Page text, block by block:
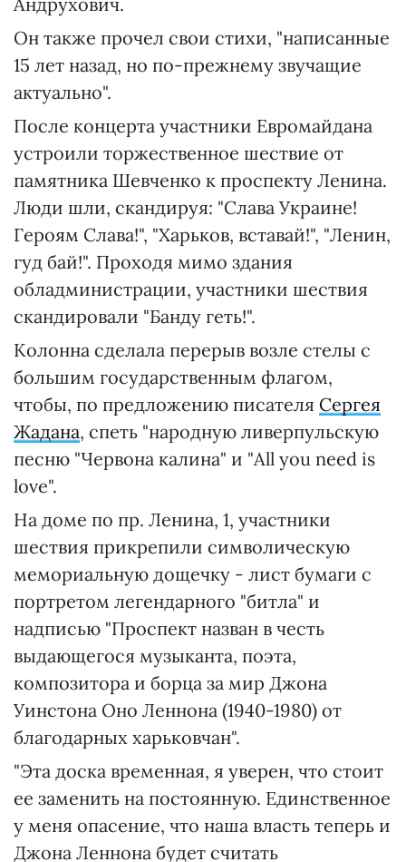
Он также прочел свои стихи, "написанные
15 лет назад, но по-прежнему звучащие
актуально".
После концерта участники Евромайдана
устроили торжественное шествие от
памятника Шевченко к проспекту Ленина.
Люди шли, скандируя: "Слава Украине!
Героям Слава!", "Харьков, вставай!", "Ленин,
гуд бай!". Проходя мимо здания
обладминистрации, участники шествия
скандировали "Банду геть!".
Колонна сделала перерыв возле стелы с
большим государственным флагом,
чтобы, по предложению писателя Сергея
Жадана, спеть "народную ливерпульскую
песню "Червона калина" и "All you need is
love".
На доме по пр. Ленина, 1, участники
шествия прикрепили символическую
мемориальную дощечку - лист бумаги с
портретом легендарного "битла" и
надписью "Проспект назван в честь
выдающегося музыканта, поэта,
композитора и борца за мир Джона
Уинстона Оно Леннона (1940-1980) от
благодарных харьковчан".
"Эта доска временная, я уверен, что стоит
ее заменить на постоянную. Единственное
у меня опасение, что наша власть теперь и
Джона Леннона будет считать